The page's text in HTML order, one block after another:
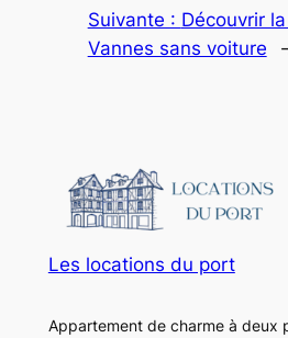
Suivante : Découvrir
Vannes sans voiture
Les locations du port
Appartement de charme à deux